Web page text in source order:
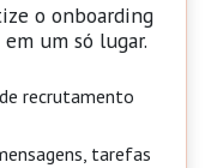
o onboarding
um só lugar.
recrutamento
tarefas